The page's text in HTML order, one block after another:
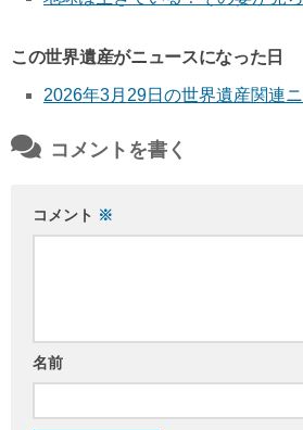
この世界遺産がニュースになった日
2026年3月29日の世界遺産関連
コメントを書く
コメント ※
名前